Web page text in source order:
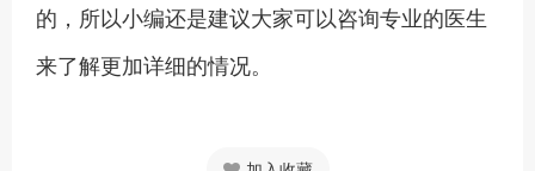
的，所以小编还是建议大家可以咨询专业的医生
来了解更加详细的情况。